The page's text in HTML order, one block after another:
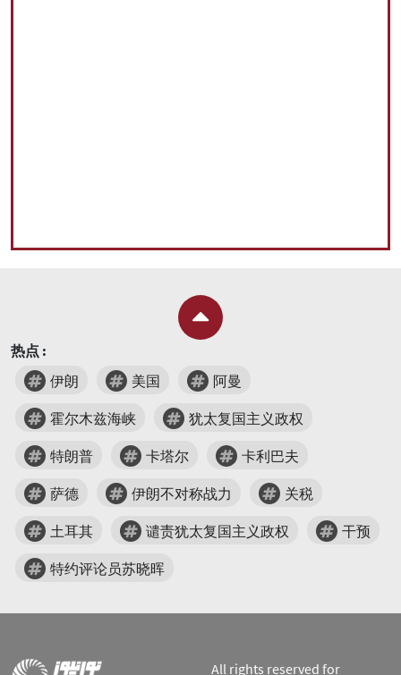
热点 :
伊朗
美国 阿曼
霍尔木兹海峡 犹太复国主义政权
特朗普 卡塔尔 卡利巴夫
萨德 伊朗不对称战力 关税
土耳其 谴责犹太复国主义政权 干预
特约评论员苏晓晖
All rights reserved for